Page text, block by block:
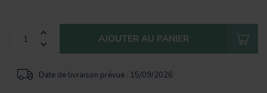
AJOUTER AU PANIER
Date de livraison prévue : 15/09/2026